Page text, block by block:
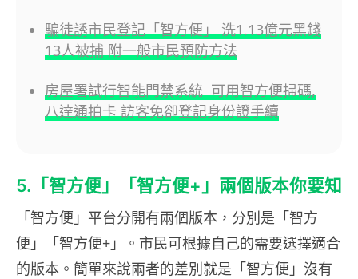
騙徒誘市民登記「智方便」 洗1.13億元黑錢
13人被捕 附一般市民預防方法
房屋署試行智能門禁系統 可用智方便掃碼,
八達通拍卡 訪客免卻登記身份證手續
5.「智方便」「智方便+」兩個版本你要知
「智方便」平台分開有兩個版本，分別是「智方
便」「智方便+」。市民可根據自己的需要選擇適合
的版本。簡單來說兩者的差別就是「智方便」沒有